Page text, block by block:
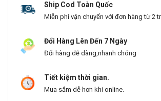
Ship Cod Toàn Quốc
Miễn phí vận chuyển với đơn hàng từ 2
Đổi Hàng Lên Đến 7 Ngày
Đổi hàng dễ dàng,nhanh chóng
Tiết kiệm thời gian.
Mua sắm dễ hơn khi online.